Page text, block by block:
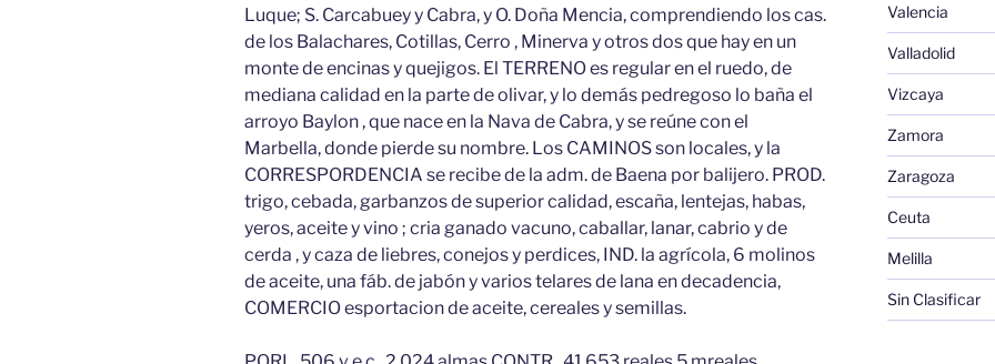
Luque; S. Carcabuey y Cabra, y O. Doña Mencia, comprendiendo los cas.
de los Balachares, Cotillas, Cerro , Minerva y otros dos que hay en un
monte de encinas y quejigos. El TERRENO es regular en el ruedo, de
mediana calidad en la parte de olivar, y lo demás pedregoso lo baña el
arroyo Baylon , que nace en la Nava de Cabra, y se reúne con el
Marbella, donde pierde su nombre. Los CAMINOS son locales, y la
CORRESPORDENCIA se recibe de la adm. de Baena por balijero. PROD.
trigo, cebada, garbanzos de superior calidad, escaña, lentejas, habas,
yeros, aceite y vino ; cria ganado vacuno, caballar, lanar, cabrio y de
cerda , y caza de liebres, conejos y perdices, IND. la agrícola, 6 molinos
de aceite, una fáb. de jabón y varios telares de lana en decadencia,
COMERCIO esportacion de aceite, cereales y semillas.
Valencia
Valladolid
Vizcaya
Zamora
Zaragoza
Ceuta
Melilla
Sin Clasificar